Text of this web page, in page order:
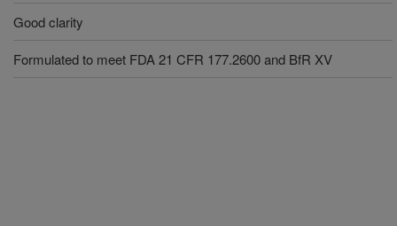
Good clarity
Formulated to meet FDA 21 CFR 177.2600 and BfR XV